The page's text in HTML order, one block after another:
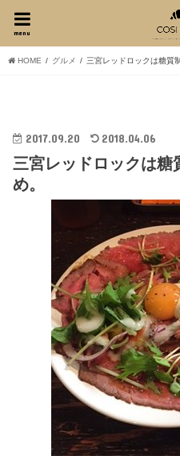
menu
HOME グルメ 三宮レッドロックは糖質
2017.09.20 2018.04.06
三宮レッドロックは糖
め。